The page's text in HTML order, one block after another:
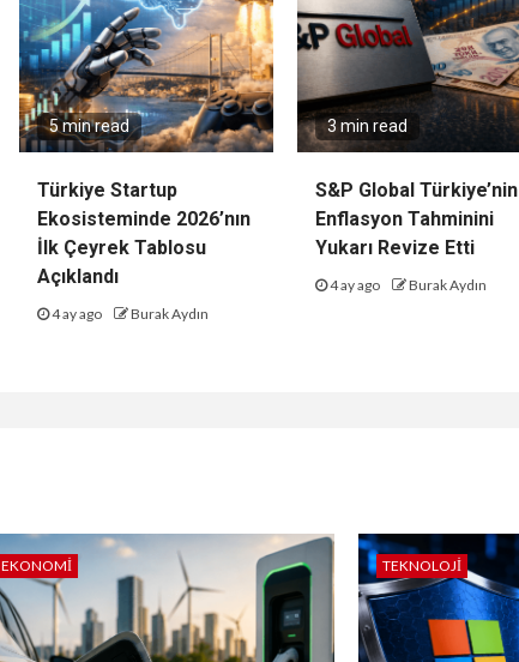
5 min read
Türkiye Startup
Ekosisteminde 2026’nın
İlk Çeyrek Tablosu
Açıklandı
4 ay ago Burak Aydın
3 min read
S&P Global Türkiye’nin
Enflasyon Tahminini
Yukarı Revize Etti
4 ay ago Burak Aydın
EKONOMI TEKNOLOJI